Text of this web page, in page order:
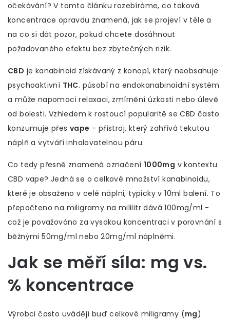
očekávání? V tomto článku rozebíráme, co taková
koncentrace opravdu znamená, jak se projeví v těle a
na co si dát pozor, pokud chcete dosáhnout
požadovaného efektu bez zbytečných rizik.
CBD je kanabinoid získávaný z konopí, který neobsahuje
psychoaktivní THC. působí na endokanabinoidní systém
a může napomoci relaxaci, zmírnění úzkosti nebo úlevě
od bolesti. Vzhledem k rostoucí popularitě se CBD často
konzumuje přesvape - přístroj, který zahřívá tekutou
náplň a vytváří inhalovatelnou páru.
Co tedy přesně znamená označení 1000mg v kontextu
CBD vape? Jedná se o celkové množství kanabinoidu,
které je obsaženo v celé náplni, typicky v 10ml balení. To
přepočteno na miligramy na mililitr dává 100mg/ml -
což je považováno za vysokou koncentraci v porovnání s
běžnými 50mg/ml nebo 20mg/ml náplněmi.
Jak se měří síla: mg vs.
% koncentrace
Výrobci často uvádějí buď celkové miligramy (mg)